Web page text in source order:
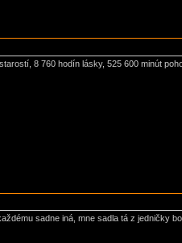
8 760 hodín lásky, 525 600 minút
sadne iná, mne sadla tá z jedničky